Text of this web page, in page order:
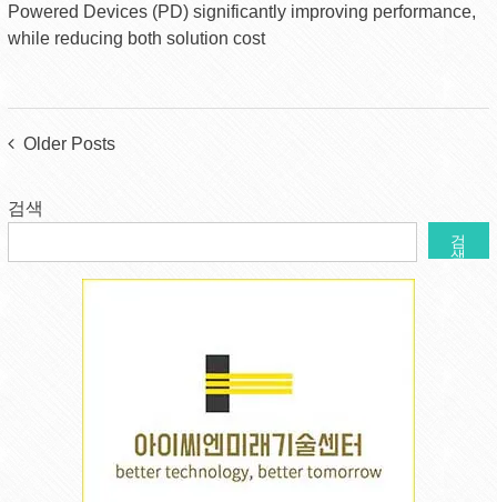
Powered Devices (PD) significantly improving performance,
while reducing both solution cost
Posts
Older Posts
검색
검
색